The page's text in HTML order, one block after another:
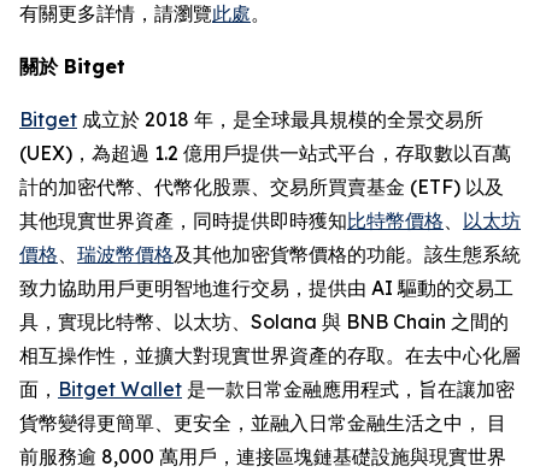
有關更多詳情，請瀏覽此處。
關於 Bitget
Bitget 成立於 2018 年，是全球最具規模的全景交易所
(UEX)，為超過 1.2 億用戶提供一站式平台，存取數以百萬
計的加密代幣、代幣化股票、交易所買賣基金 (ETF) 以及
其他現實世界資產，同時提供即時獲知比特幣價格、 以太坊
價格、 瑞波幣價格及其他加密貨幣價格的功能。該生態系統
致力協助用戶更明智地進行交易，提供由 AI 驅動的交易工
具，實現比特幣、以太坊、Solana 與 BNB Chain 之間的
相互操作性，並擴大對現實世界資產的存取。在去中心化層
面， Bitget Wallet 是一款日常金融應用程式，旨在讓加密
貨幣變得更簡單、更安全，並融入日常金融生活之中， 目
前服務逾 8,000 萬用戶，連接區塊鏈基礎設施與現實世界